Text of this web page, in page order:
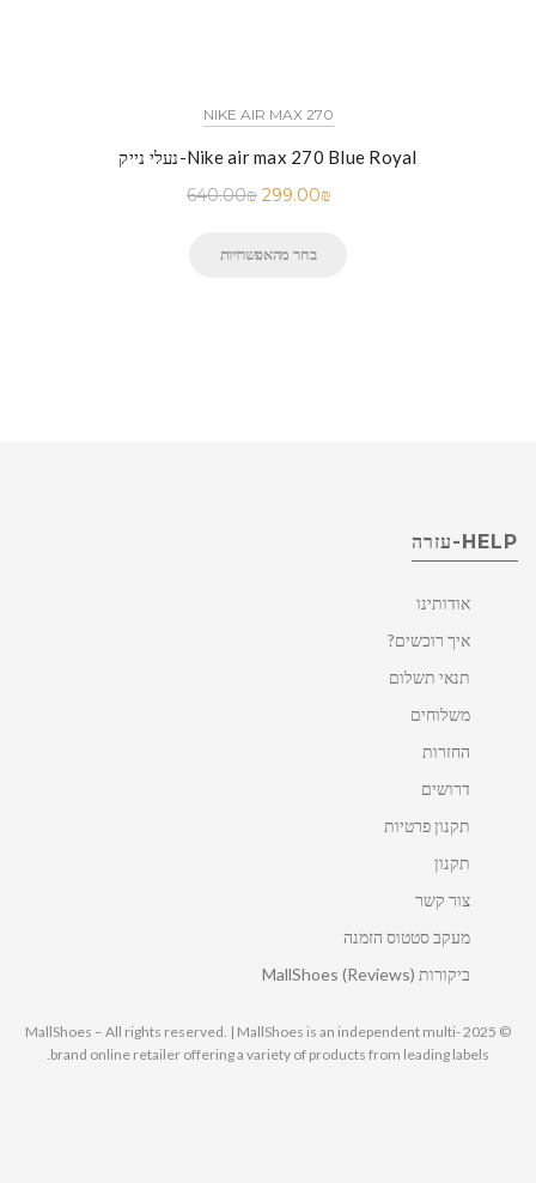
NIKE AIR MAX 270
נעלי נייק-Nike air max 270 Blue Royal
640.00₪ 299.00₪
בחר מהאפשרויות
HELP-עזרה
אודותינו
איך רוכשים?
תנאי תשלום
משלוחים
החזרות
דרושים
תקנון פרטיות
תקנון
צור קשר
מעקב סטטוס הזמנה
ביקורות MallShoes (Reviews)
© 2025 MallShoes – All rights reserved. | MallShoes is an independent multi-
brand online retailer offering a variety of products from leading labels.